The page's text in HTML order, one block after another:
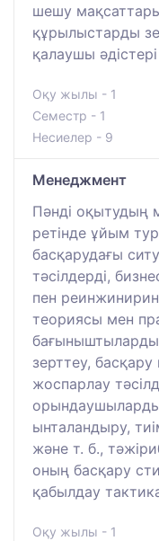
шешу
құрылыстарды
қалаушы
Оқу жылы - 1
Семестр - 1
Несиелер - 9
Менеджмент
Пәнді оқытудың
ретінде ұйым
басқарудағы
тәсілдерді,
пен
теориясы мен
зерттеу, басқару
жоспарлау
ынталандыру,
және т. б.,
оның басқару
қабылдау
Оқу жылы - 1